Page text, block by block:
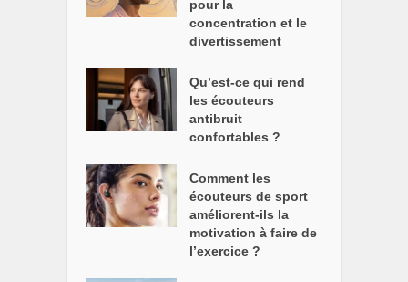
pour la
concentration et le
divertissement
Qu’est-ce qui rend
les écouteurs
antibruit
confortables ?
Comment les
écouteurs de sport
améliorent-ils la
motivation à faire de
l’exercice ?